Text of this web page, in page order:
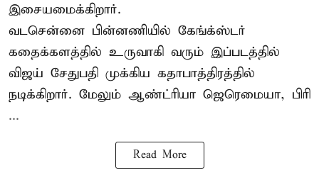
இசையமைக்கிறார்.
வடசென்னை பின்னணியில் கேங்க்ஸ்டர்
கதைக்களத்தில் உருவாகி வரும் இப்படத்தில்
விஜய் சேதுபதி முக்கிய கதாபாத்திரத்தில்
நடிக்கிறார். மேலும் ஆண்ட்ரியா ஜெரெமையா, பிரி
...
Read More